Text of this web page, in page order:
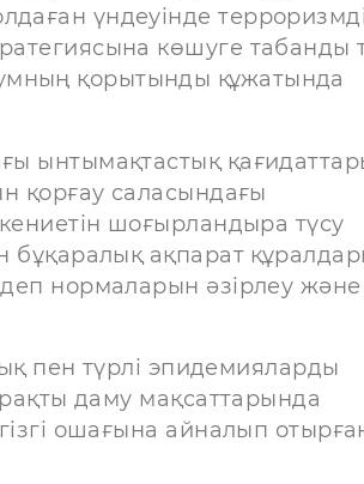
үндеуінде
көшуге табанды
қорытынды құжатында
ынтымақтастық
қорғау саласындағы
шоғырландыра түсу
бұқаралық ақпарат
нормаларын әзірлеу және
пен түрлі эпидемияларды
даму мақсаттарында
ошағына айналып